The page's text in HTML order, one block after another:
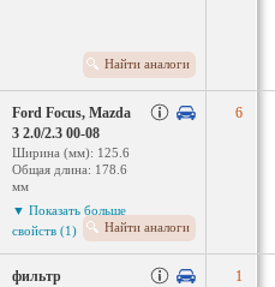
Найти аналоги
Ford Focus, Mazda
3 2.0/2.3 00-08
Ширина (мм): 125.6
Общая длина: 178.6
мм
Диаметр прокладки:
27.15 мм
Высота: 35.3 мм
▼ Показать больше
свойств (1)
Найти аналоги
6
фильтр
1